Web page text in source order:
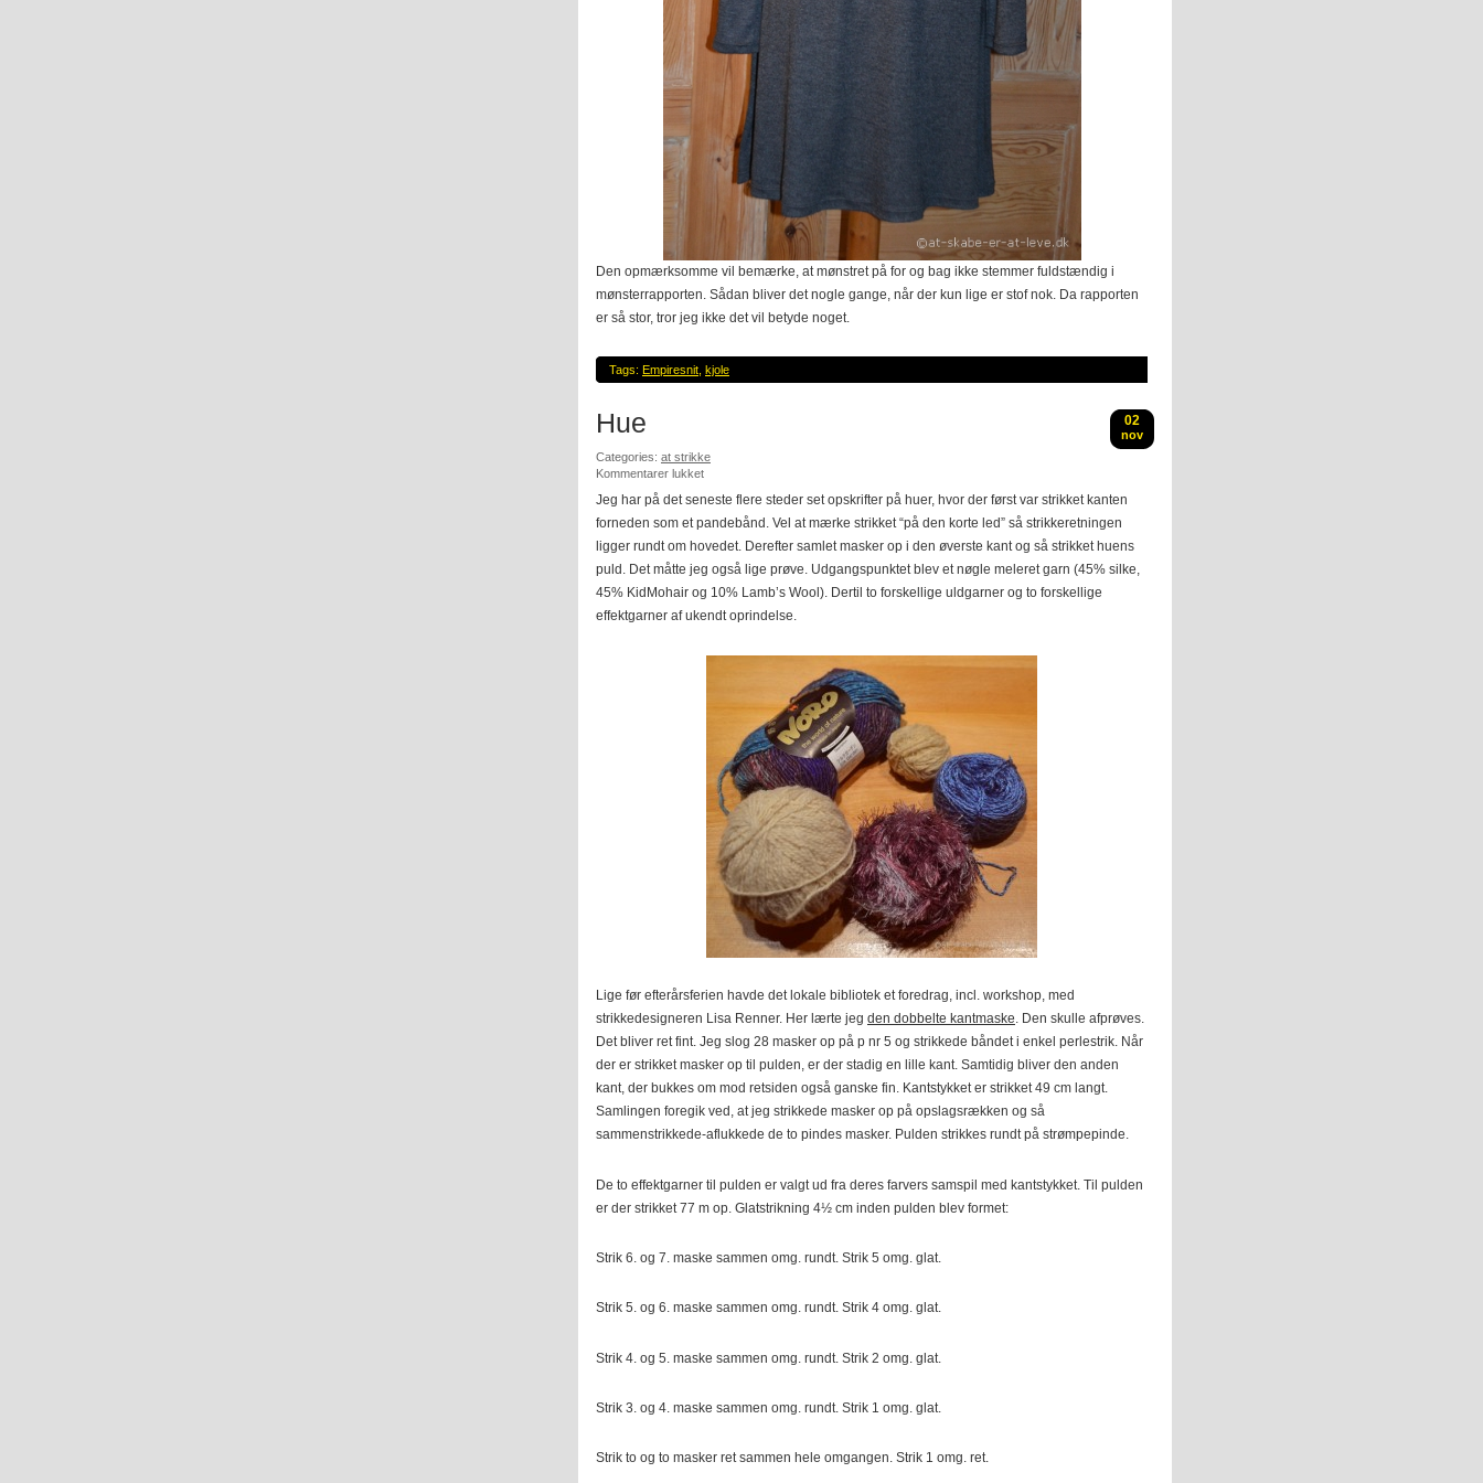
Den opmærksomme vil bemærke, at mønstret på for og bag ikke stemmer fuldstændig i
mønsterrapporten. Sådan bliver det nogle gange, når der kun lige er stof nok. Da rapporten
er så stor, tror jeg ikke det vil betyde noget.
Tags: Empiresnit kjole
Hue 02
nov
Categories: at strikke
Kommentarer lukkettil
Jeg har på det seneste flere steder set opskrifter på huer, hvor der først var strikket kanten
forneden som et pandebånd. Vel at mærke strikket “på den korte led” så strikkeretningen
ligger rundt om hovedet. Derefter samlet masker op i den øverste kant og så strikket huens
puld. Det måtte jeg også lige prøve. Udgangspunktet blev et nøgle meleret garn (45% silke,
45% KidMohair og 10% Lamb’s Wool). Dertil to forskellige uldgarner og to forskellige
effektgarner af ukendt oprindelse.
Lige før efterårsferien havde det lokale bibliotek et foredrag, incl. workshop, med
strikkedesigneren Lisa Renner. Her lærte jeg den dobbelte kantmaske. Den skulle afprøves.
Det bliver ret fint. Jeg slog 28 masker op på p nr 5 og strikkede båndet i enkel perlestrik. Når
der er strikket masker op til pulden, er der stadig en lille kant. Samtidig bliver den anden
kant, der bukkes om mod retsiden også ganske fin. Kantstykket er strikket 49 cm langt.
Samlingen foregik ved, at jeg strikkede masker op på opslagsrækken og så
sammenstrikkede-aflukkede de to pindes masker. Pulden strikkes rundt på strømpepinde.
De to effektgarner til pulden er valgt ud fra deres farvers samspil med kantstykket. Til pulden
er der strikket 77 m op. Glatstrikning 4½ cm inden pulden blev formet:
Strik 6. og 7. maske sammen omg. rundt. Strik 5 omg. glat.
Strik 5. og 6. maske sammen omg. rundt. Strik 4 omg. glat.
Strik 4. og 5. maske sammen omg. rundt. Strik 2 omg. glat.
Strik 3. og 4. maske sammen omg. rundt. Strik 1 omg. glat.
Strik to og to masker ret sammen hele omgangen. Strik 1 omg. ret.